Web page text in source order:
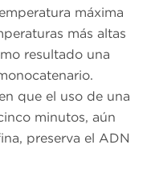
máxima
más altas
resultado una
que el uso de una
minutos, aún
preserva el ADN